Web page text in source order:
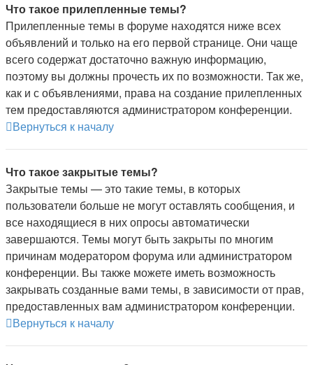
Что такое прилепленные темы?
Прилепленные темы в форуме находятся ниже всех
объявлений и только на его первой странице. Они чаще
всего содержат достаточно важную информацию,
поэтому вы должны прочесть их по возможности. Так же,
как и с объявлениями, права на создание прилепленных
тем предоставляются администратором конференции.
Вернуться к началу
Что такое закрытые темы?
Закрытые темы — это такие темы, в которых
пользователи больше не могут оставлять сообщения, и
все находящиеся в них опросы автоматически
завершаются. Темы могут быть закрыты по многим
причинам модератором форума или администратором
конференции. Вы также можете иметь возможность
закрывать созданные вами темы, в зависимости от прав,
предоставленных вам администратором конференции.
Вернуться к началу